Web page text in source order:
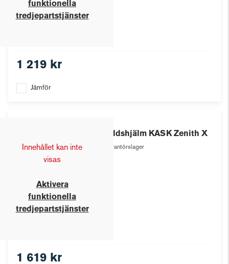
funktionella
tredjepartstjänster
1 219 kr
Jämför
Innehållet kan inte
visas
Aktivera
funktionella
tredjepartstjänster
Skyddshjälm KASK Zenith X
Leverantörslager
1 619 kr